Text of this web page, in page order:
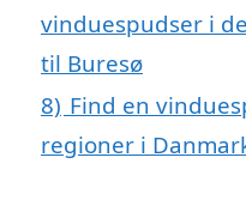
vinduespudser i
til Buresø
8) Find en
regioner i